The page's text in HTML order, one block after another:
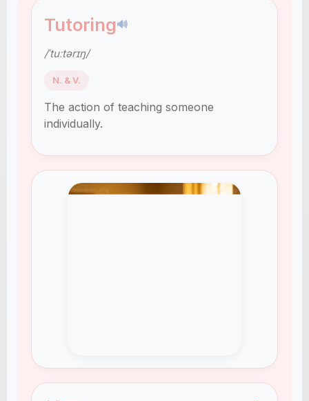
Tutoring🔊
/ˈtuːtərɪŋ/
N. & V.
The action of teaching someone
individually.